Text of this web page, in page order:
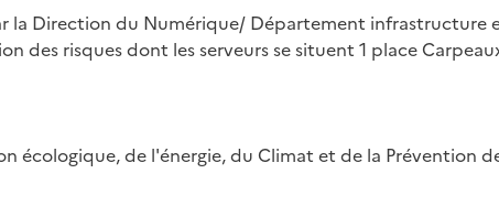
la Direction du Numérique/ Département infrastructure
des risques dont les serveurs se situent 1 place
écologique, de l'énergie, du Climat et de la Prévention